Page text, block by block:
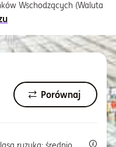
Wschodzących (Waluta
Porównaj